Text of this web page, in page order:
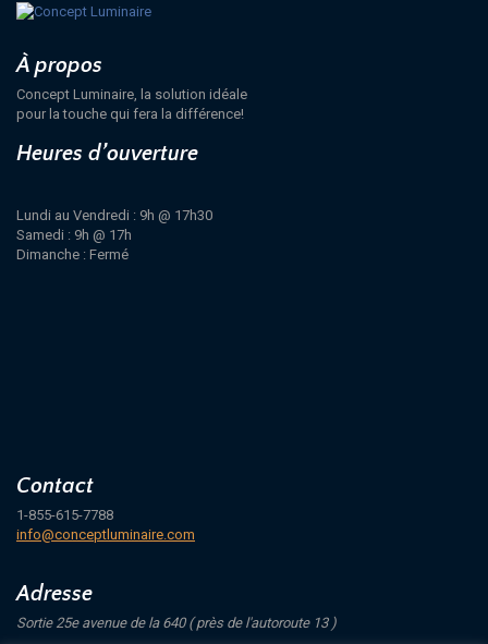
À propos
Concept Luminaire, la solution idéale
pour la touche qui fera la différence!
Heures d’ouverture
Lundi au Vendredi : 9h @ 17h30
Samedi : 9h @ 17h
Dimanche : Fermé
Contact
1-855-615-7788
info@conceptluminaire.com
Adresse
Sortie 25e avenue de la 640 ( près de l'autoroute 13 )